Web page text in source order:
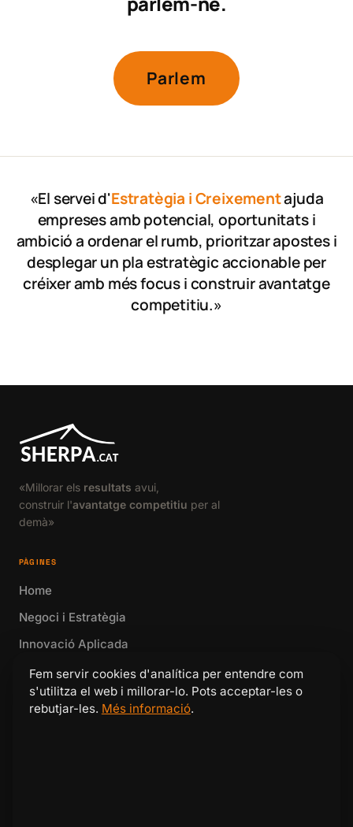
Parlem
«El servei d'Estratègia i Creixementajuda
empreses amb potencial, oportunitats i
ambició a ordenar el rumb, prioritzar apostes i
desplegar un pla estratègic accionable per
créixer amb més focus i construir avantatge
competitiu.»
«Millorar els resultats avui,
construir l'avantatge competitiu per al
demà»
PÀGINES
Home
Negoci i Estratègia
Innovació Aplicada
Intel·ligència Artificial
Jordi Puigdellívol
Fem servir cookies d'analítica per entendre com
s'utilitza el web i millorar-lo. Pots acceptar-les o
rebutjar-les. Més informació.